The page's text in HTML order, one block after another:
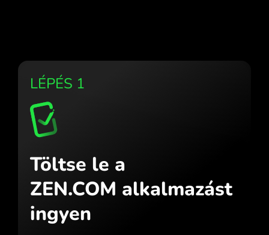
LÉPÉS 1
Töltse le a
ZEN.COM alkalmazást
ingyen